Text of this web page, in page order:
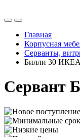
Главная
Корпусная
Серванты,
Билли 30 ИКЕА
Сервант